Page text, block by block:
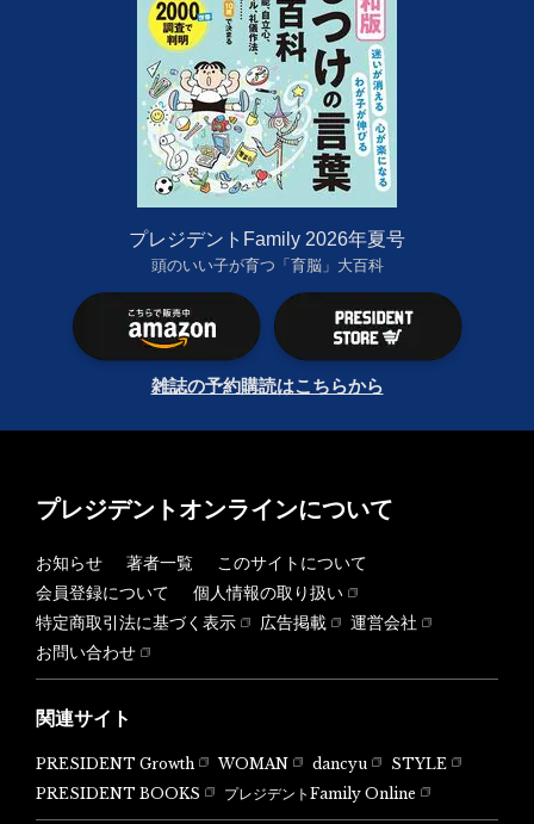
プレジデントFamily 2026年夏号
頭のいい子が育つ「育脳」大百科
雑誌の予約購読はこちらから
プレジデントオンラインについて
お知らせ 著者一覧
このサイトについて
会員登録について
個人情報の取り扱い
特定商取引法に基づく表示
広告掲載
運営会社
お問い合わせ
関連サイト
PRESIDENT Growth WOMAN dancyu
STYLE
PRESIDENT BOOKS
プレジデントFamily Online